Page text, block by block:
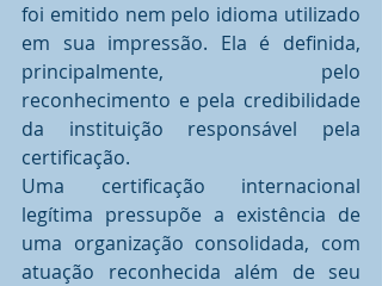
foi emitido nem pelo idioma utilizado
em sua impressão. Ela é definida,
principalmente, pelo
reconhecimento e pela credibilidade
da instituição responsável pela
certificação.
Uma certificação internacional
legítima pressupõe a existência de
uma organização consolidada, com
atuação reconhecida além de seu